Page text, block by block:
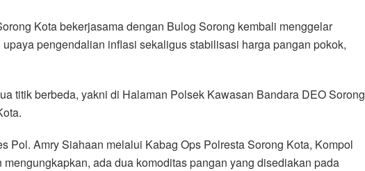
Kota bekerjasama dengan Bulog Sorong kembali menggelar
pengendalian inflasi sekaligus stabilisasi harga pangan pokok,
titik berbeda, yakni di Halaman Polsek Kawasan Bandara DEO Sorong
Pol. Amry Siahaan melalui Kabag Ops Polresta Sorong Kota, Kompol
ada dua komoditas pangan yang disediakan pada